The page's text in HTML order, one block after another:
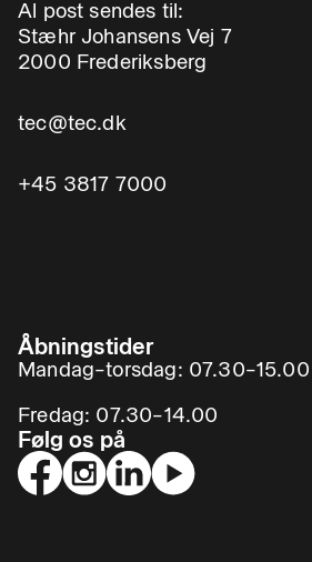
Al post sendes til:
Stæhr Johansens Vej 7
2000 Frederiksberg
tec@tec.dk
+45 3817 7000
Åbningstider
Mandag–torsdag: 07.30–15.00
Fredag: 07.30–14.00
Følg os på